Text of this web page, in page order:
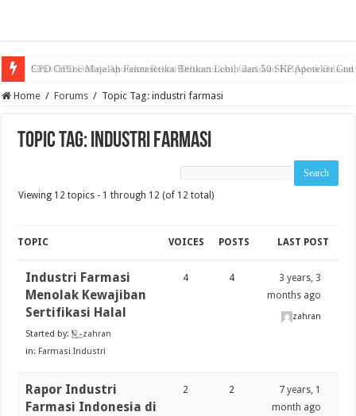
CPD Online Majalah Farmasetika Berikan Lebih dari 50 SKP Apoteker
Home / Forums / Topic Tag: industri farmasi
Topic Tag: industri farmasi
Viewing 12 topics - 1 through 12 (of 12 total)
TOPIC VOICES POSTS LAST POST
Industri Farmasi
Menolak Kewajiban
Sertifikasi Halal
Started by:
zahran
in: Farmasi Industri
4 4
3 years, 3
months ago
zahran
Rapor Industri
Farmasi Indonesia di
2 2
7 years, 1
month ago